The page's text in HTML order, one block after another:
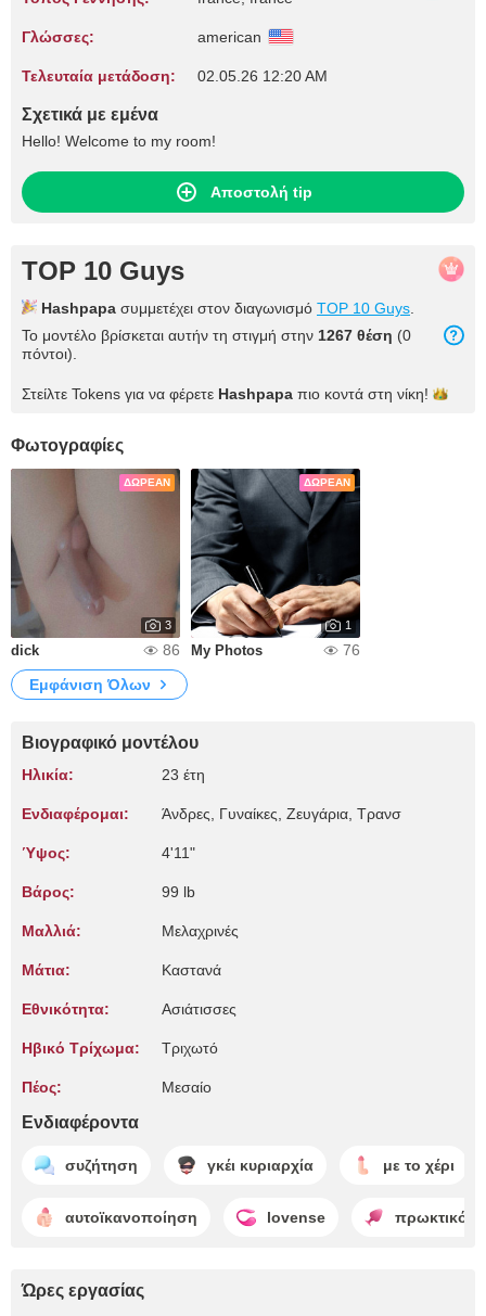
Γλώσσες: american
Τελευταία μετάδοση: 02.05.26 12:20 AM
Σχετικά με εμένα
Hello! Welcome to my room!
Αποστολή tip
TOP 10 Guys
Hashpapa συμμετέχει στον διαγωνισμό TOP 10 Guys
Το μοντέλο βρίσκεται αυτήν τη στιγμή στην 1267 θέση (0
πόντοι).
Στείλτε Tokens για να φέρετε Hashpapa πιο κοντά στη νίκη!
Φωτογραφίες
ΔΩΡΕΆΝ
3
dick 86
ΔΩΡΕΆΝ
1
My Photos
76
Εμφάνιση Όλων
Βιογραφικό μοντέλου
Ηλικία: 23 έτη
Ενδιαφέρομαι: Άνδρες, Γυναίκες, Zευγάρια, Τρανσ
Ύψος: 4'11"
Βάρος: 99 lb
Μαλλιά: Μελαχρινές
Μάτια: Καστανά
Εθνικότητα: Ασιάτισσες
Ηβικό Τρίχωμα: Τριχωτό
Πέος: Μεσαίο
Ενδιαφέροντα
συζήτηση γκέι κυριαρχία με το χέρι
αυτοϊκανοποίηση lovense πρωκτικό
Ώρες εργασίας